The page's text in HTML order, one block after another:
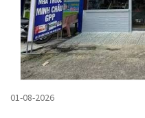
01-08-2026